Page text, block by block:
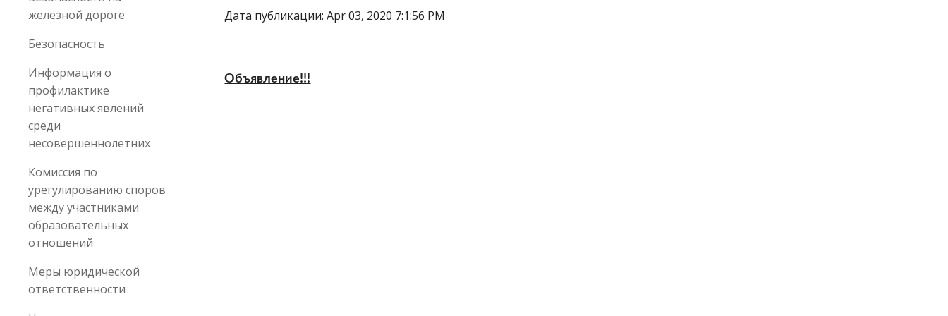
железной дороге
Безопасность
Информация о
профилактике
негативных явлений
среди
несовершеннолетних
Комиссия по
урегулированию споров
между участниками
образовательных
отношений
Меры юридической
ответственности
Дата публикации: Apr 03, 2020 7:1:56 PM
Объявление!!!